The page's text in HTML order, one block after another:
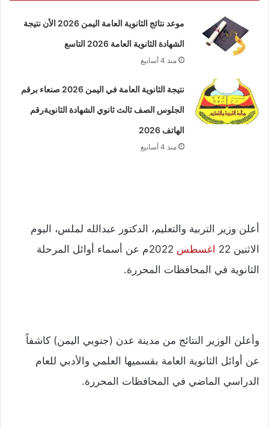
موعد نتائج الثانوية العامة اليمن 2026 الأن نتيجة
الشهادة الثانوية العامة 2026 التاسع
منذ 4 أسابيع
نتيجة الثانوية العامة في اليمن 2026 صنعاء برقم
الجلوس الصف ثالث ثانوي الشهادة الثانويةرقم
الهاتف 2026
منذ 4 أسابيع
أعلن وزير التربية والتعليم، الدكتور عبدالله لملس، اليوم
الاثنين 22
اغسطس
2022م عن أسماء أوائل المرحلة
الثانوية في المحافظات المحررة.
وأعلن الوزير النتائج من مدينة عدن (جنوبي اليمن) كاشفاً
عن أوائل الثانوية العامة بقسميها العلمي والأدبي للعام
الدراسي الماضي في المحافظات المحررة.